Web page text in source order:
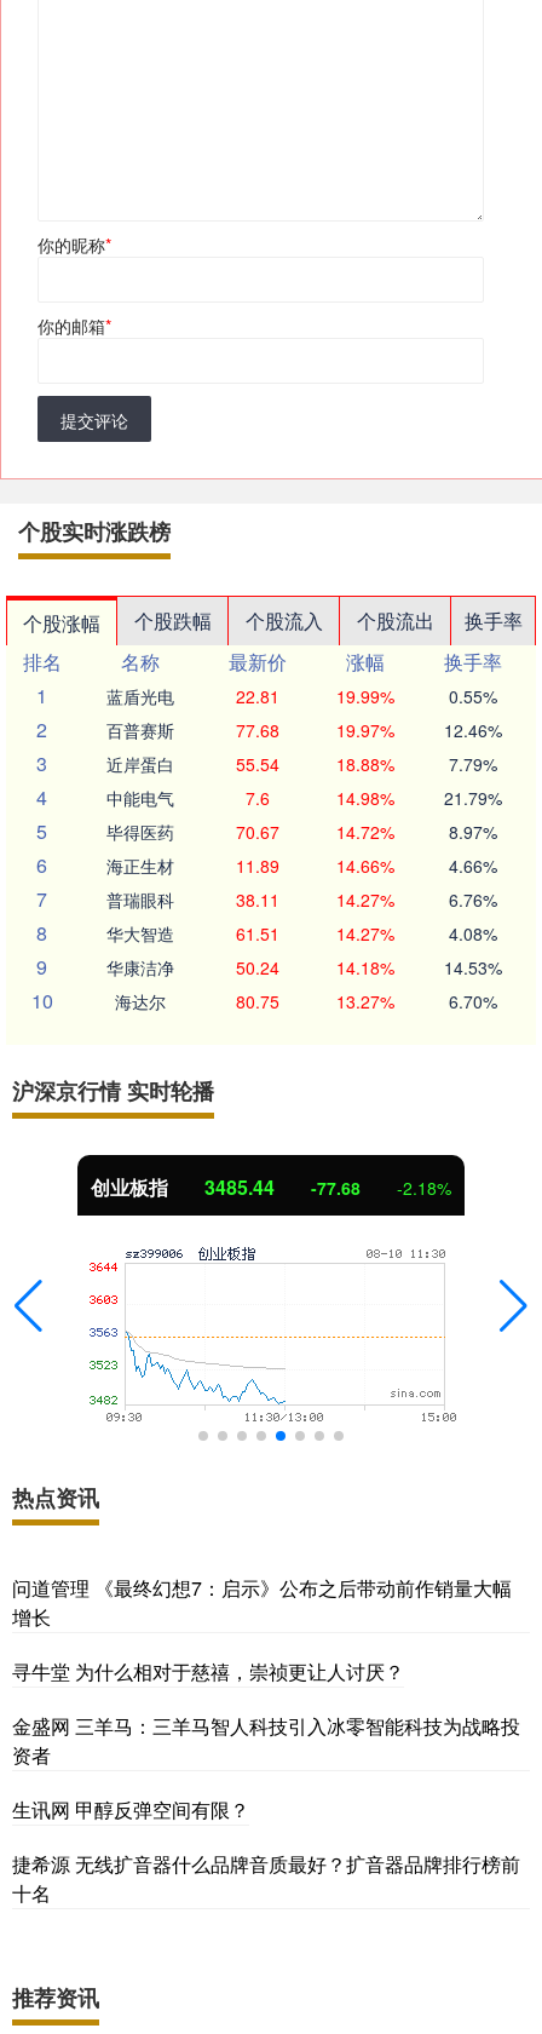
你的昵称*
你的邮箱*
提交评论
个股实时涨跌榜
个股涨幅 个股跌幅 个股流入 个股流出
换手率
排名
名称 最新价 涨幅
换手率
1
蓝盾光电 22.81 19.99% 0.55%
2 百普赛斯 77.68 19.97% 12.46%
3 近岸蛋白 55.54 18.88% 7.79%
4 中能电气 7.6 14.98% 21.79%
5 毕得医药 70.67 14.72% 8.97%
6 海正生材 11.89 14.66% 4.66%
7 普瑞眼科 38.11 14.27% 6.76%
8 华大智造 61.51 14.27% 4.08%
9 华康洁净 50.24 14.18% 14.53%
10 海达尔 80.75 13.27% 6.70%
沪深京行情 实时轮播
创业板指 3485.44 -77.68 -2.18%
热点资讯
问道管理 《最终幻想7：启示》公布之后带动前作销量大幅
增长
寻牛堂 为什么相对于慈禧，崇祯更让人讨厌？
金盛网 三羊马：三羊马智人科技引入冰零智能科技为战略投
资者
生讯网 甲醇反弹空间有限？
捷希源 无线扩音器什么品牌音质最好？扩音器品牌排行榜前
十名
推荐资讯